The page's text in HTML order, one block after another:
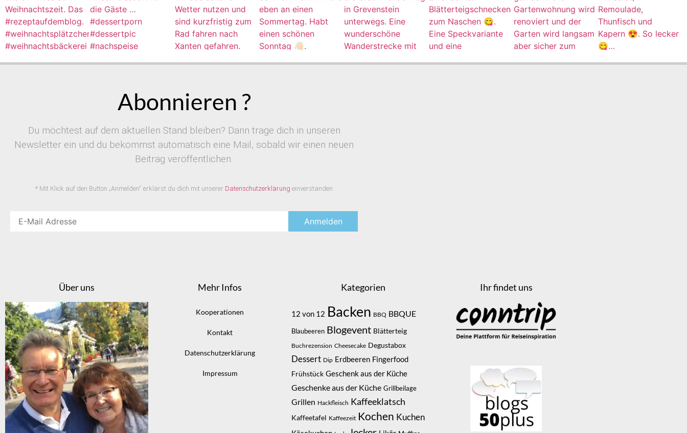
Abonnieren ?
Du möchtest auf dem aktuellen Stand bleiben? Dann trage dich in unseren
Newsletter ein und du bekommst automatisch eine Mail, sobald wir einen neuen
Beitrag veröffentlichen.
* Mit Klick auf den Button „Anmelden“ erklärst du dich mit unserer Datenschutzerklärung einverstanden
Über uns Mehr Infos
Kooperationen
Kontakt
Datenschutzerklärung
Impressum
Kategorien
12 von 12 Backen BBQ BBQUE
Blaubeeren Blogevent Blätterteig
Buchrezension Cheesecake Degustabox
Dessert Dip Erdbeeren Fingerfood
Frühstück Geschenk aus der Küche
Geschenke aus der Küche Grillbeilage
Grillen Hackfleisch Kaffeeklatsch
Kaffeetafel Kaffeezeit Kochen Kuchen
Ihr findet uns